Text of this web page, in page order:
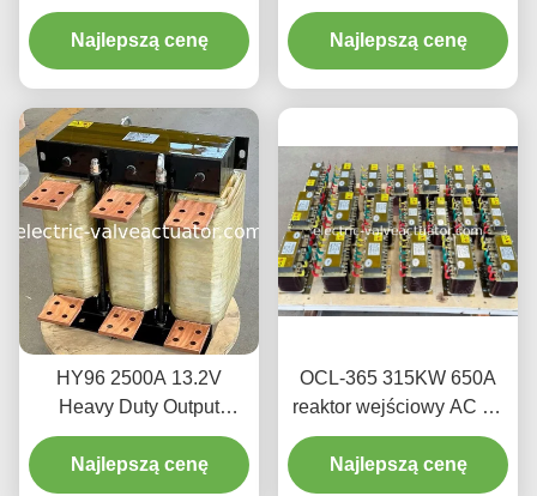
Zmniejsza hałas silnika i
chroni Inwerter przed
harmonikami. 380V/660V.
Najlepszą cenę
wrażliwy na
częstotliwości dla
inwerterów VFD
Najlepszą cenę
HY96 2500A 13.2V
Heavy Duty Output
Reactor.
Najlepszą cenę
OCL-365 315KW 650A
reaktor wejściowy AC do
napędu zmiennej
częstotliwości (VFD)
Najlepszą cenę